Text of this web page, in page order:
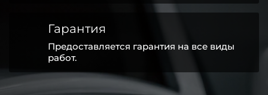
Гарантия
Предоставляется гарантия на все виды
работ.